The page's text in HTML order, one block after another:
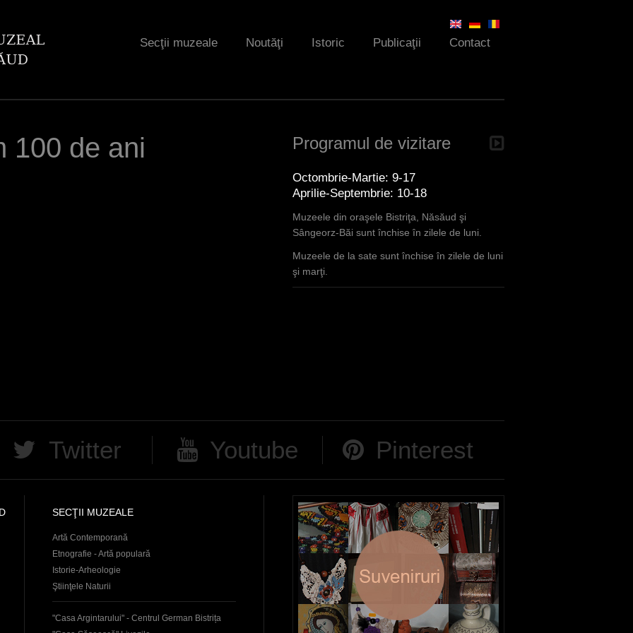
Secţii muzeale Noutăţi Istoric Publicaţii Contact
100 de ani Programul de vizitare
Octombrie-Martie: 9-17
Aprilie-Septembrie: 10-18
Muzeele din oraşele Bistriţa, Năsăud şi
Sângeorz-Băi sunt închise în zilele de luni.
Muzeele de la sate sunt închise în zilele de luni
şi marţi.
Twitter Youtube Pinterest
SECŢII MUZEALE
Artă Contemporană
Etnografie - Artă populară
Istorie-Arheologie
Ştiinţele Naturii
"Casa Argintarului" - Centrul German Bistrița